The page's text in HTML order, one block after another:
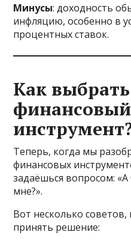
Минусы: доходность
инфляцию, особенно в
процентных ставок.
Как
финансовый
Теперь, когда мы
финансовых
задаёшься вопросом:
мне?».
Вот несколько
принять решение: